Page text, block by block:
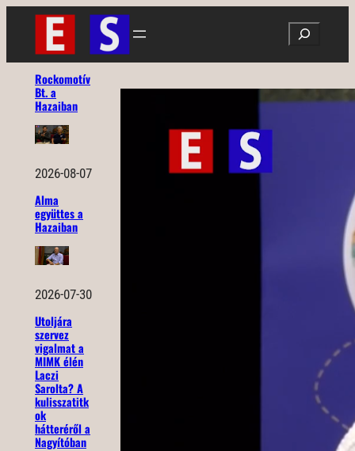
Ugrás
tartalomhoz
Search
Rockomotív
Bt. a
Hazaiban
2026-08-07
Alma
együttes a
Hazaiban
2026-07-30
Utoljára
szervez
vigalmat a
MIMK élén
Laczi
Sarolta? A
kulisszatitk
ok
hátteréről a
Nagyítóban